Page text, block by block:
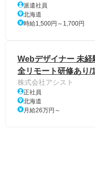
派遣社員
北海道
時給1,500円～1,700円
Webデザイナー 未
全リモート研修あり/
株式会社アシスト
正社員
北海道
月給26万円～